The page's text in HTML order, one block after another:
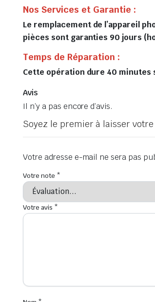
Nos Services et Garantie :
Le remplacement de l’appareil
pièces sont garanties 90 jours
Temps de Réparation :
Cette opération dure 40
Avis
Il n’y a pas encore d’avis.
Soyez le premier à laisser
Votre adresse e-mail ne sera pas
Votre note *
Votre avis *